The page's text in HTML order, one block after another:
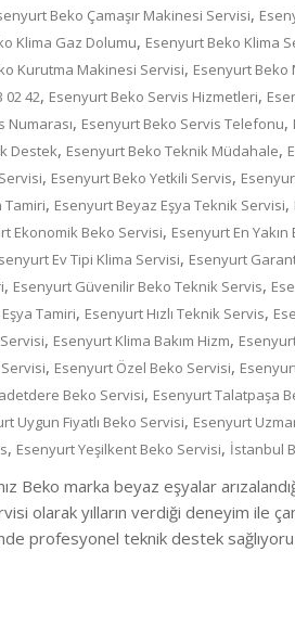
Beko Çamaşır Makinesi Servisi,
Klima Gaz Dolumu, Esenyurt Beko Klima
Kurutma Makinesi Servisi, Esenyurt Beko
02 42, Esenyurt Beko Servis Hizmetleri,
Numarası, Esenyurt Beko Servis Telefonu,
Destek, Esenyurt Beko Teknik Müdahale,
, Esenyurt Beko Yetkili Servis,
Tamiri, Esenyurt Beyaz Eşya Teknik Servisi,
Ekonomik Beko Servisi, Esenyurt En
Ev Tipi Klima Servisi, Esenyurt
, Esenyurt Güvenilir Beko Teknik Servis,
Tamiri, Esenyurt Hızlı Teknik Servis,
, Esenyurt Klima Bakım Hizm,
, Esenyurt Özel Beko Servisi,
Beko Servisi, Esenyurt Talatpaşa
Uygun Fiyatlı Beko Servisi, Esenyurt
, Esenyurt Yeşilkent Beko Servisi, İstanbul
Beko marka beyaz eşyalar
olarak yılların verdiği deneyim ile
profesyonel teknik destek